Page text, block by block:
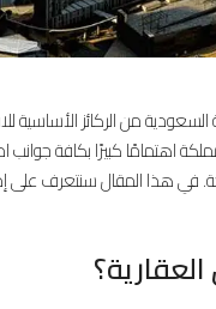
اهتمامًا كبيرًا بكافة
في هذا المقال سنتعرف على